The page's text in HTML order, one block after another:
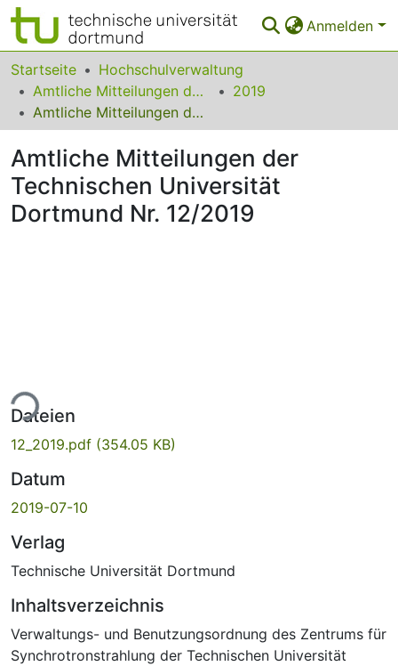
Anmelden
Bereiche & Sammlungen
Das gesamte Repositorium
FAQ
Leitlinien
Startseite
Hochschulverwaltung
Amtliche Mitteilungen der Technischen Universität Dortmund
2019
Amtliche Mitteilungen der Technischen Universität Dortmund Nr. 12/2019
Amtliche Mitteilungen der
Technischen Universität
Dortmund Nr. 12/2019
Dateien
12_2019.pdf (354.05 KB)
Datum
2019-07-10
Verlag
Technische Universität Dortmund
Inhaltsverzeichnis
Verwaltungs- und Benutzungsordnung des Zentrums für
Synchrotronstrahlung der Technischen Universität